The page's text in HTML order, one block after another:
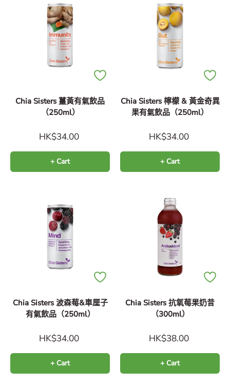
Chia Sisters 薑黃有氣飲品
（250ml）
HK$34.00
+ Cart
Chia Sisters 檸檬 & 黃金奇異
果有氣飲品（250ml）
HK$34.00
+ Cart
Chia Sisters 波森莓&車厘子
有氣飲品（250ml）
HK$34.00
+ Cart
Chia Sisters 抗氧莓果奶昔
（300ml）
HK$38.00
+ Cart